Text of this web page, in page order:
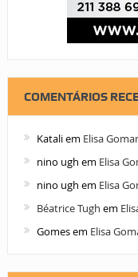
COMENTÁRIOS
Kataliem Elisa
nino ugh em Elisa
nino ugh em Elisa
Béatrice Tugh em
Gomesem Elisa